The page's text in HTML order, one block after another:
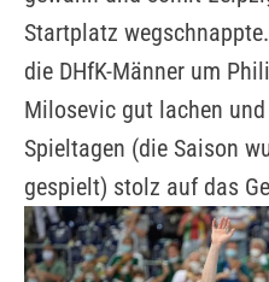
Startplatz
die DHfK-Männer um
Milosevic gut lachen
Spieltagen (die Saison
gespielt) stolz auf das